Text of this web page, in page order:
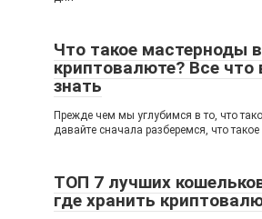
Что такое мастерноды в
криптовалюте? Все
знать
Прежде чем мы углубимся в то, что
давайте сначала разберемся, что такое
ТОП 7 лучших
где хранить